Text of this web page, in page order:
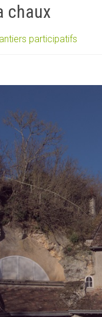
chaux
participatifs